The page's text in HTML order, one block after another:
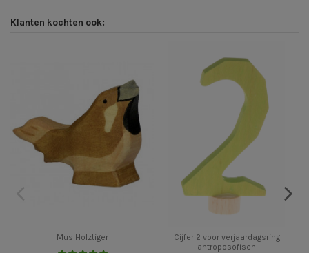
Klanten kochten ook:
Mus Holztiger
Cijfer 2 voor verjaardagsring
antroposofisch